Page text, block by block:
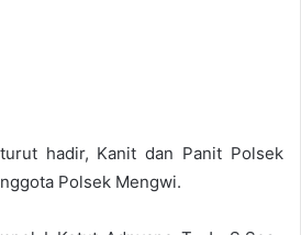
hadir, Kanit dan Panit Polsek
Polsek Mengwi.